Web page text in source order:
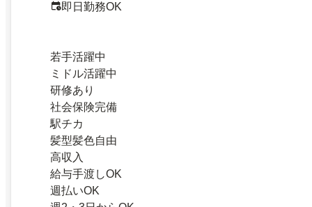
即日勤務OK
若手活躍中
ミドル活躍中
研修あり
社会保険完備
駅チカ
髪型髪色自由
高収入
給与手渡しOK
週払いOK